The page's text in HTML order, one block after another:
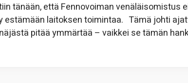
tänään, että Fennovoiman venäläisomistus
estämään laitoksen toimintaa. Tämä johti
pitää ymmärtää – vaikkei se tämän